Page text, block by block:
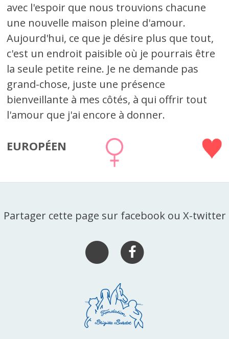
avec l'espoir que nous trouvions chacune
une nouvelle maison pleine d'amour.
Aujourd'hui, ce que je désire plus que tout,
c'est un endroit paisible où je pourrais être
la seule petite reine. Je ne demande pas
grand-chose, juste une présence
bienveillante à mes côtés, à qui offrir tout
l'amour que j'ai encore à donner.
EUROPÉEN
Partager cette page sur facebook ou X-twitter